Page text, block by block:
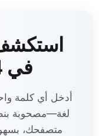
في 134 لغة فورًا
لغة—مصحوبة
متصفحك،